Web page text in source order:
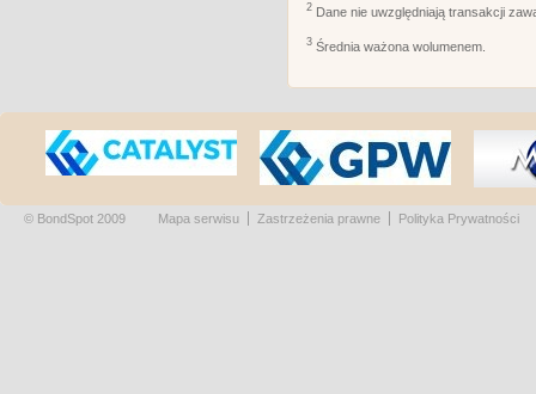
2 Dane nie uwzględniają transakcji
3 Średnia ważona wolumenem.
© BondSpot 2009 Mapa serwisu Zastrzeżenia prawne Polityka Prywatności